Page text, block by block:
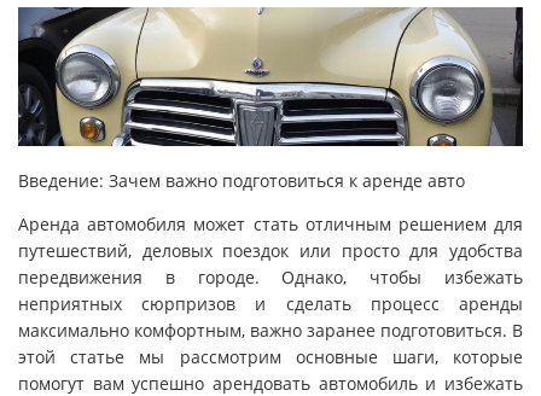
Введение: Зачем важно подготовиться к аренде авто
Аренда автомобиля может стать отличным решением для
путешествий, деловых поездок или просто для удобства
передвижения в городе. Однако, чтобы избежать
неприятных сюрпризов и сделать процесс аренды
максимально комфортным, важно заранее подготовиться. В
этой статье мы рассмотрим основные шаги, которые
помогут вам успешно арендовать автомобиль и избежать